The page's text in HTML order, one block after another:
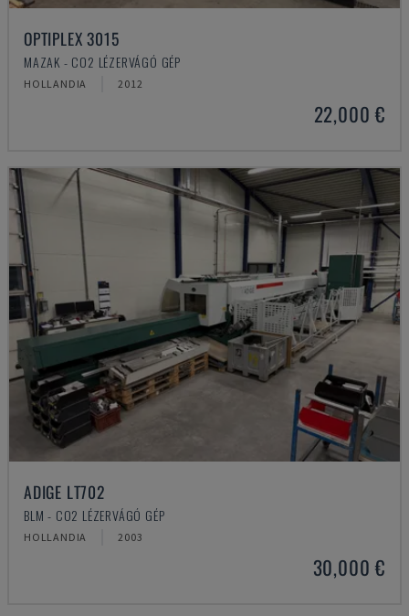
OPTIPLEX 3015
MAZAK - CO2 LÉZERVÁGÓ GÉP
HOLLANDIA 2012
22,000 €
ADIGE LT702
BLM - CO2 LÉZERVÁGÓ GÉP
HOLLANDIA 2003
30,000 €